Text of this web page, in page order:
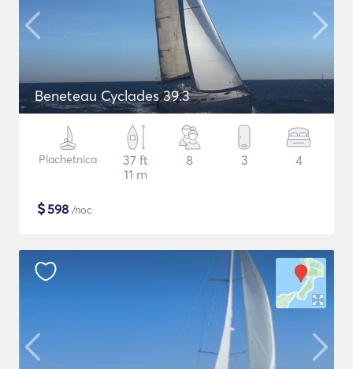
Beneteau Cyclades 39.3
Plachetnica
37 ft
11 m
8 3 4
$598 /noc